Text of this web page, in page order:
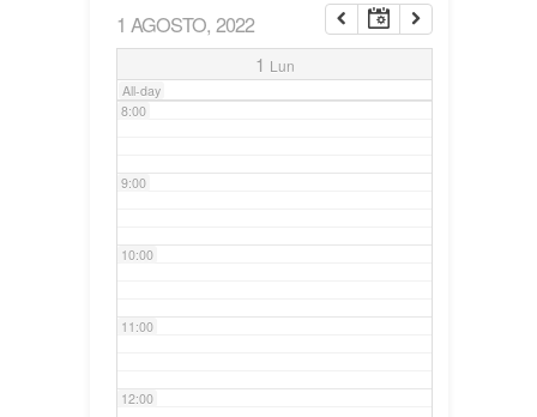
1 AGOSTO, 2022
1 Lun
All-day
7:00
8:00
9:00
10:00
11:00
12:00